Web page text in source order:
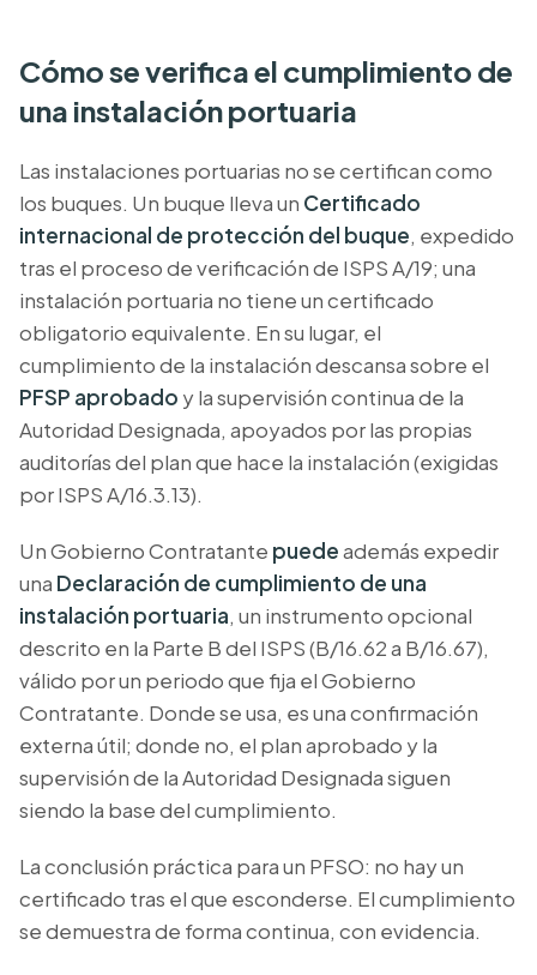
Cómo se verifica el cumplimiento de
una instalación portuaria
Las instalaciones portuarias no se certifican como
los buques. Un buque lleva un Certificado
internacional de protección del buque, expedido
tras el proceso de verificación de ISPS A/19; una
instalación portuaria no tiene un certificado
obligatorio equivalente. En su lugar, el
cumplimiento de la instalación descansa sobre el
PFSP aprobado y la supervisión continua de la
Autoridad Designada, apoyados por las propias
auditorías del plan que hace la instalación (exigidas
por ISPS A/16.3.13).
Un Gobierno Contratante puedeademás expedir
una Declaración de cumplimiento de una
instalación portuaria, un instrumento opcional
descrito en la Parte B del ISPS (B/16.62 a B/16.67),
válido por un periodo que fija el Gobierno
Contratante. Donde se usa, es una confirmación
externa útil; donde no, el plan aprobado y la
supervisión de la Autoridad Designada siguen
siendo la base del cumplimiento.
La conclusión práctica para un PFSO: no hay un
certificado tras el que esconderse. El cumplimiento
se demuestra de forma continua, con evidencia.